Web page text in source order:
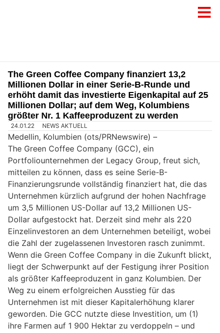
The Green Coffee Company finanziert 13,2
Millionen Dollar in einer Serie-B-Runde und
erhöht damit das investierte Eigenkapital auf 25
Millionen Dollar; auf dem Weg, Kolumbiens
größter Nr. 1 Kaffeeproduzent zu werden
24.01.22 NEWS AKTUELL
Medellin, Kolumbien (ots/PRNewswire) –
The Green Coffee Company (GCC), ein
Portfoliounternehmen der Legacy Group, freut sich,
mitteilen zu können, dass es seine Serie-B-
Finanzierungsrunde vollständig finanziert hat, die das
Unternehmen kürzlich aufgrund der hohen Nachfrage
um 3,5 Millionen US-Dollar auf 13,2 Millionen US-
Dollar aufgestockt hat. Derzeit sind mehr als 220
Einzelinvestoren an dem Unternehmen beteiligt, wobei
die Zahl der zugelassenen Investoren rasch zunimmt.
Wenn die Green Coffee Company in die Zukunft blickt,
liegt der Schwerpunkt auf der Festigung ihrer Position
als größter Kaffeeproduzent in ganz Kolumbien. Der
Weg zu einem erfolgreichen Ausstieg für das
Unternehmen ist mit dieser Kapitalerhöhung klarer
geworden. Die GCC nutzte diese Investition, um (1)
ihre Farmen auf 1 900 Hektar zu verdoppeln – und